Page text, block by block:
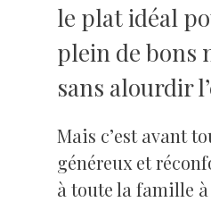
le plat idéal
plein de bons
sans alourdir
Mais c’est avant
généreux et
à toute la famille